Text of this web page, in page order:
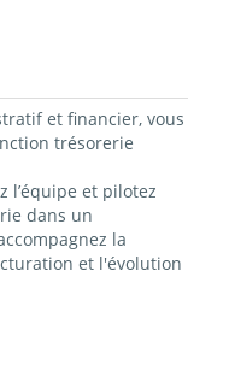
et financier, vous
trésorerie
l’équipe et pilotez
dans un
la
et l'évolution